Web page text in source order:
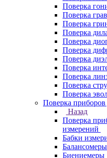
Поверка
Поверка
Поверка
Поверка
Поверка
Поверка
Поверка
Поверка
Поверка
Поверка
Поверка
Поверка
Назад
Поверка
измерений
Бабки
Балансомеры
Биениемеры